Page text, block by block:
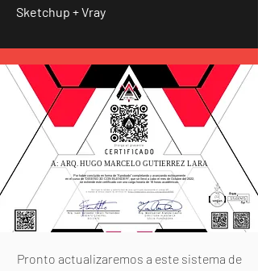
Sketchup + Vray
A: ARQ. HUGO MARCELO GUTIERREZ LARA
Por haber concluido en forma de "Aprobado" completando y avanzando exitosamente
en el curso de "DISEÑO 3D CON BLENDER", que se llevó a cabo el mes de Octubre del 2022,
se extiende este certificado con una carga horaria de 16 horas académicas.
Pronto actualizaremos a este sistema de